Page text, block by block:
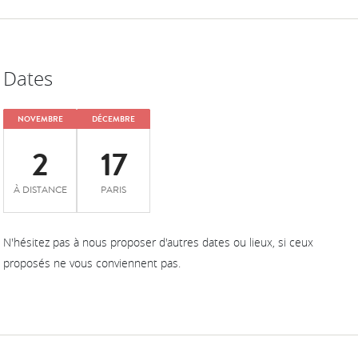
Dates
NOVEMBRE
2
À DISTANCE
DÉCEMBRE
17
PARIS
N'hésitez pas à nous proposer d'autres dates ou lieux, si ceux
proposés ne vous conviennent pas.